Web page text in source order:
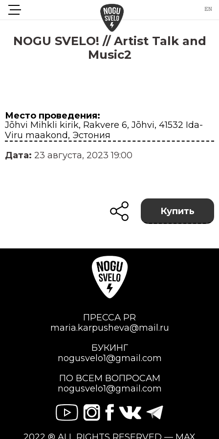
NOGU SVELO! // Artist Talk and
Music2
Место проведения:
Jõhvi Mihkli kirik, Rakvere 6, Jõhvi, 41532 Ida-
Viru maakond, Эстония
Дата: 23 августа, 2023 19:00
Купить
ПРЕССА PR
maria.karpusheva@mail.ru
БУКИНГ
nogusvelo1@gmail.com
ПО ВСЕМ ВОПРОСАМ
nogusvelo1@gmail.com